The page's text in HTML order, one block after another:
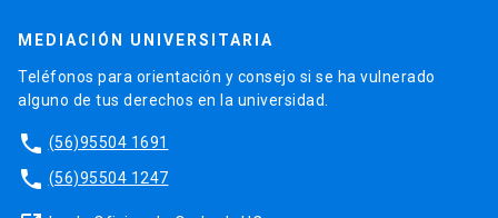
MEDIACIÓN UNIVERSITARIA
Teléfonos para orientación y consejo si se ha vulnerado
alguno de tus derechos en la universidad.
phone (56)95504 1691
phone (56)95504 1247